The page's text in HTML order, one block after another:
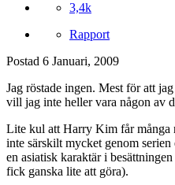
3,4k
Rapport
Postad 6 Januari, 2009
Jag röstade ingen. Mest för att
vill jag inte heller vara någon av
Lite kul att Harry Kim får många
inte särskilt mycket genom
en asiatisk karaktär i
fick ganska lite att göra).